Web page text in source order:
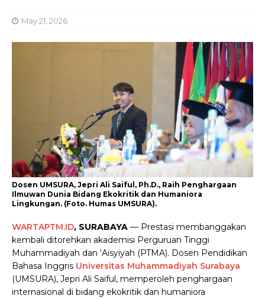
May 21, 2026
Dosen UMSURA, Jepri Ali Saiful, Ph.D., Raih Penghargaan
Ilmuwan Dunia Bidang Ekokritik dan Humaniora
Lingkungan. (Foto. Humas UMSURA).
WARTAPTM.ID, SURABAYA — Prestasi membanggakan
kembali ditorehkan akademisi Perguruan Tinggi
Muhammadiyah dan ‘Aisyiyah (PTMA). Dosen Pendidikan
Bahasa Inggris Universitas Muhammadiyah Surabaya
(UMSURA), Jepri Ali Saiful, memperoleh penghargaan
internasional di bidang ekokritik dan humaniora